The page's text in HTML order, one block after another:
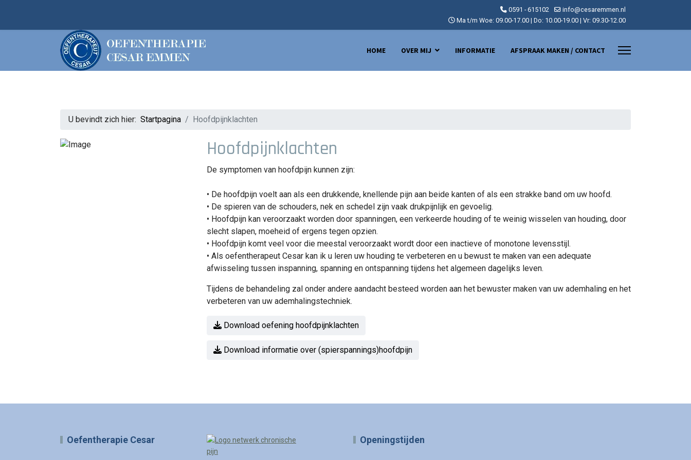
0591 - 615102
info@cesaremmen.nl
Ma t/m Woe: 09.00-17.00 | Do: 10.00-19.00 | Vr: 09.30-12.00
HOME OVER MIJ INFORMATIE AFSPRAAK MAKEN / CONTACT
U bevindt zich hier: Startpagina Hoofdpijnklachten
Hoofdpijnklachten
De symptomen van hoofdpijn kunnen zijn:
• De hoofdpijn voelt aan als een drukkende, knellende pijn aan beide kanten of als een strakke band om uw hoofd.
• De spieren van de schouders, nek en schedel zijn vaak drukpijnlijk en gevoelig.
• Hoofdpijn kan veroorzaakt worden door spanningen, een verkeerde houding of te weinig wisselen van houding, door
slecht slapen, moeheid of ergens tegen opzien.
• Hoofdpijn komt veel voor die meestal veroorzaakt wordt door een inactieve of monotone levensstijl.
• Als oefentherapeut Cesar kan ik u leren uw houding te verbeteren en u bewust te maken van een adequate
afwisseling tussen inspanning, spanning en ontspanning tijdens het algemeen dagelijks leven.
Tijdens de behandeling zal onder andere aandacht besteed worden aan het bewuster maken van uw ademhaling en het
verbeteren van uw ademhalingstechniek.
Download oefening hoofdpijnklachten
Download informatie over (spierspannings)hoofdpijn
Oefentherapie Cesar Openingstijden